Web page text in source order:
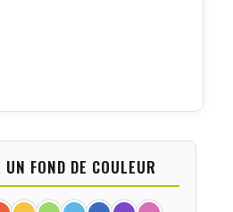
FOND DE COULEUR